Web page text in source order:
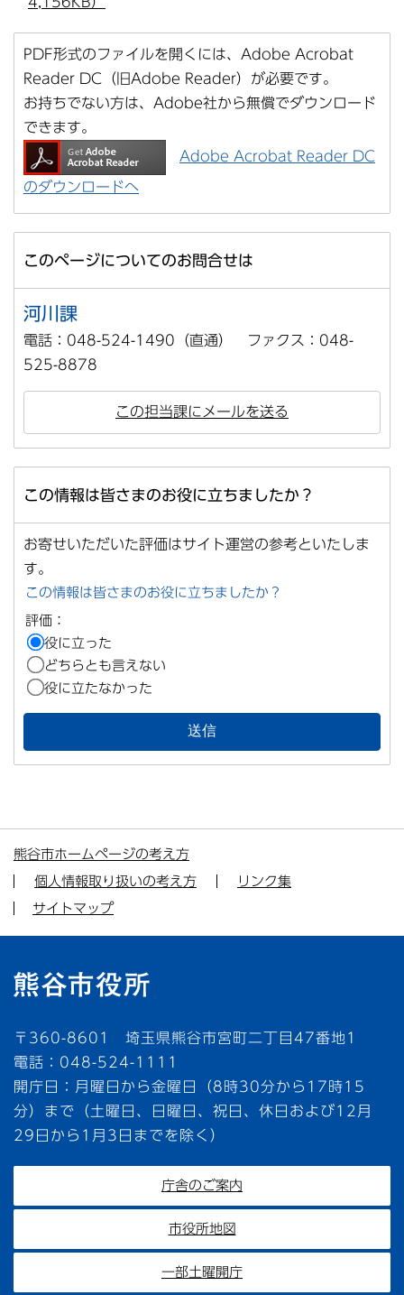
PDF形式のファイルを開くには、Adobe Acrobat
Reader DC（旧Adobe Reader）が必要です。
お持ちでない方は、Adobe社から無償でダウンロード
できます。
Adobe Acrobat Reader DC
のダウンロードへ
このページについてのお問合せは
河川課
電話：048-524-1490（直通） ファクス：048-
525-8878
この担当課にメールを送る
この情報は皆さまのお役に立ちましたか？
お寄せいただいた評価はサイト運営の参考といたしま
す。
この情報は皆さまのお役に立ちましたか？
評価：
役に立った
どちらとも言えない
役に立たなかった
熊谷市ホームページの考え方
個人情報取り扱いの考え方
リンク集
サイトマップ
〒360-8601 埼玉県熊谷市宮町二丁目47番地1
電話：048-524-1111
開庁日：月曜日から金曜日（8時30分から17時15
分）まで（土曜日、日曜日、祝日、休日および12月
29日から1月3日までを除く）
庁舎のご案内
市役所地図
一部土曜開庁